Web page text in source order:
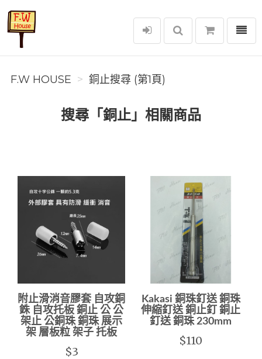
F.W House
選單
F.W HOUSE 銅止搜尋 (第1頁)
搜尋「銅止」相關商品
附止滑消音膠套 自攻銅
銖 自攻托板 銅止 公 公
架止 公銅珠 銅珠 展示
架 層板粒 架子 托板
$3
Kakasi 銅珠釘送 銅珠
伸縮釘送 銅止釘 銅止
釘送 銅珠 230mm
$110